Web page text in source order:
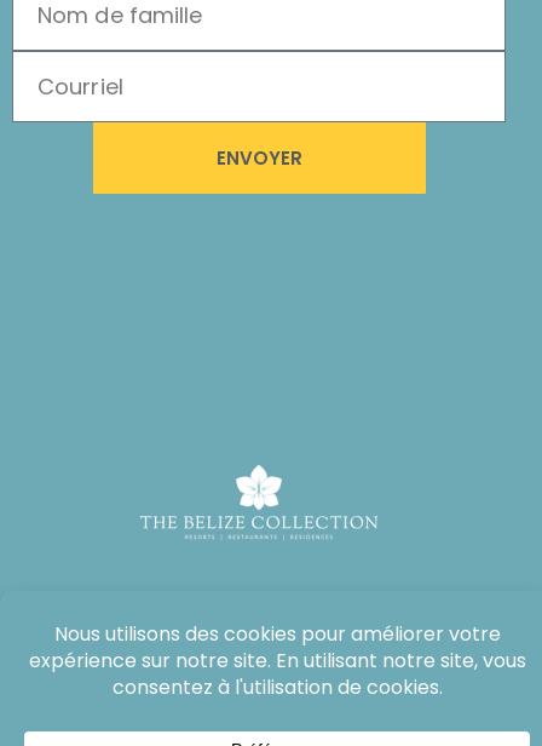
ENVOYER
Tous droits réservés : The Lodge at Jaguar Reef, 2026®.